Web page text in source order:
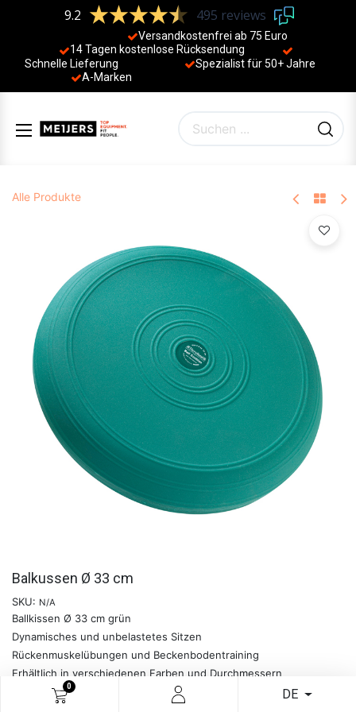
0
DE
9.2 495 reviews
Versandkostenfrei ab 75 Euro
14 Tagen kostenlose Rücksendung
Schnelle Lieferung
Spezialist für 50+ Jahre
A-Marken
Alle Produkte
Balkussen Ø 33 cm
SKU: N/A
Ballkissen Ø 33 cm grün
Dynamisches und unbelastetes Sitzen
Rückenmuskelübungen und Beckenbodentraining
Erhältlich in verschiedenen Farben und Durchmessern